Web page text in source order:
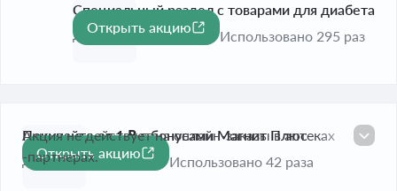
Специальный раздел с товарами для диабета
До 31 дек. 2026
Открыть акцию
Использовано 295 раз
Покупайте от 1 ₽ с бонусами Магнит Плюс
До 31 дек. 2026
Акция не действует на онлайн-заказы в аптеках
-партнерах.
Открыть акцию
Использовано 42 раза